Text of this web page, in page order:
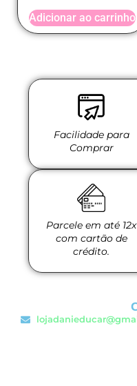
Adicionar ao carrinho
Facilidade para
Comprar
Parcele em até 12x
com cartão de
crédito.